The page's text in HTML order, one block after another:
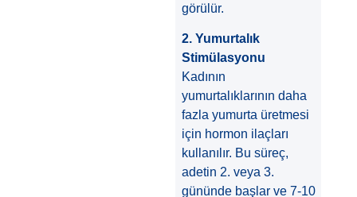
görülür.
2. Yumurtalık
Stimülasyonu
Kadının
yumurtalıklarının daha
fazla yumurta üretmesi
için hormon ilaçları
kullanılır. Bu süreç,
adetin 2. veya 3.
gününde başlar ve 7-10